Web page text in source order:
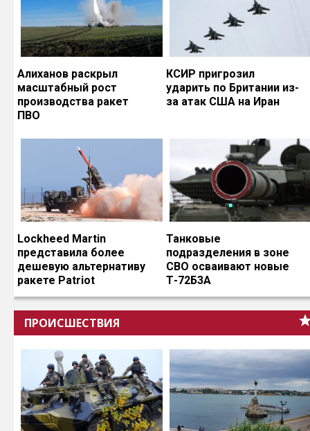
Алиханов раскрыл
масштабный рост
производства ракет
ПВО
КСИР пригрозил
ударить по Британии из-
за атак США на Иран
Lockheed Martin
представила более
дешевую альтернативу
ракете Patriot
Танковые
подразделения в зоне
СВО осваивают новые
Т-72Б3А
ПРОИСШЕСТВИЯ